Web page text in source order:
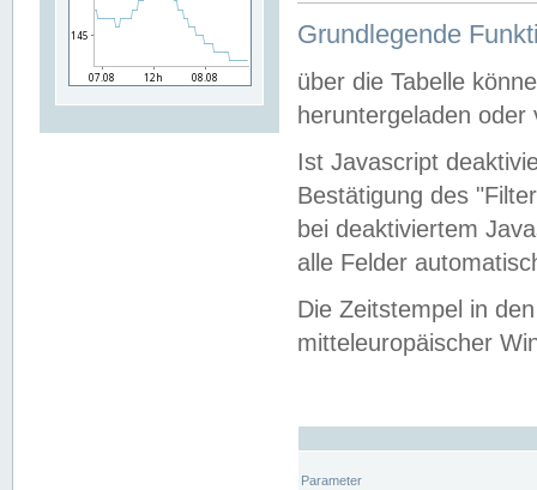
Grundlegende
über die Tabelle
heruntergeladen oder
Ist Javascript
Bestätigung des
bei deaktiviertem
alle Felder
Die Zeitstempel in
mitteleuropäischer
Parameter